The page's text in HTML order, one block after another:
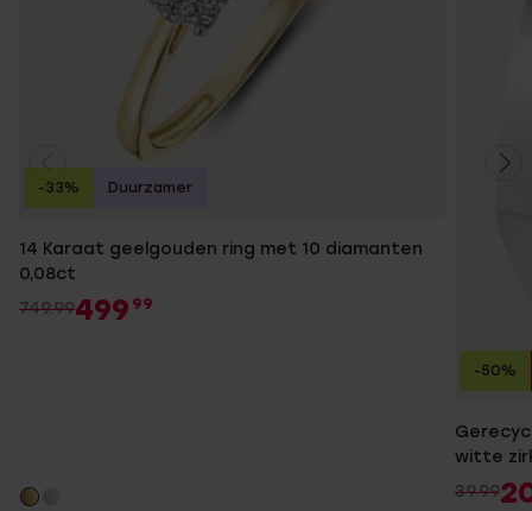
14 Karaat geelgouden ring met 10 diamanten
0,08ct
749.99499 99
-33% Duurzamer
witte
39.99
-50%